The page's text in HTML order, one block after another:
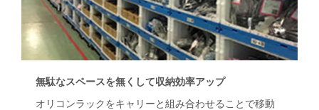
無駄なスペースを無くして収納効率アップ
オリコンラックをキャリーと組み合わせることで移動